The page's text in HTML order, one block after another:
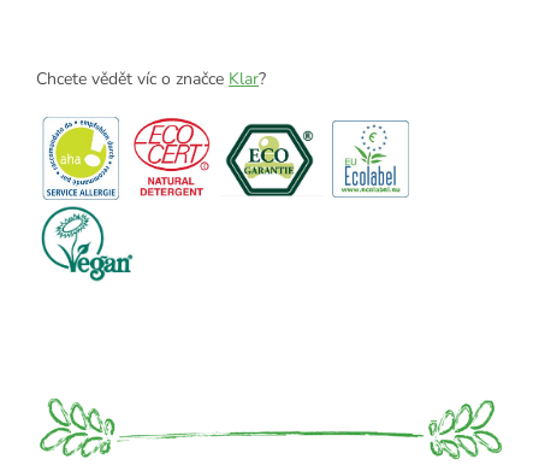
Chcete vědět víc o značce Klar?